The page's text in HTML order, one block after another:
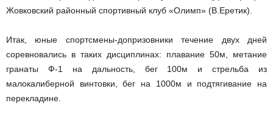
Жовковский районный спортивный клуб «Олимп» (В.Еретик).
Итак, юные спортсмены-допризовники течение двух дней
соревновались в таких дисциплинах: плавание 50м, метание
гранаты Ф-1 на дальность, бег 100м и стрельба из
малокалиберной винтовки, бег на 1000м и подтягивание на
перекладине.